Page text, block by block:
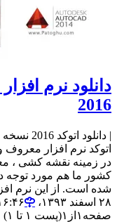
2016
در زمینه نقشه کشی ،
کشور ما هم مورد توجه
شده است. از این نرم
۲۸ اسفند ۱۳۹۳،‏ ۱۶:۴۶
صفحه ۱ از ۱(پست ۱ تا ۱)